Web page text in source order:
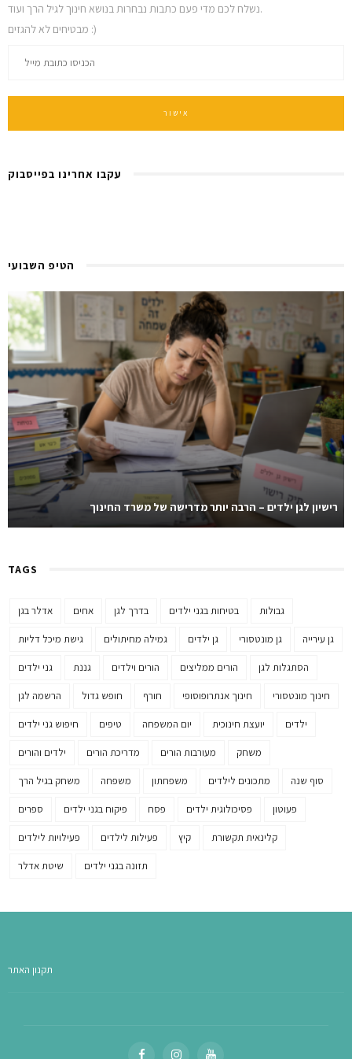
נשלח לכם מדי פעם כתבות נבחרות בנושא חינוך לגיל הרך ועוד.
מבטיחים לא להגזים :)
עקבו אחרינו בפייסבוק
הטיפ השבועי
רישיון לגן ילדים – הרבה יותר מדרישה של משרד החינוך
TAGS
אדלר בגן אחים בדרך לגן בטיחות בגני ילדים גבולות
גישת מיכל דליות גמילה מחיתולים גן ילדים גן מונטסורי גן עירייה
גני ילדים גננת הורים וילדים הורים ממליצים הסתגלות לגן
הרשמה לגן חופש גדול חורף חינוך אנתרופוסופי חינוך מונטסורי
חיפוש גני ילדים טיפים יום המשפחה יועצת חינוכית ילדים
ילדים והורים מדריכת הורים מעורבות הורים משחק
משחק בגיל הרך משפחה משפחתון מתכונים לילדים סוף שנה
ספרים פיקוח בגני ילדים פסח פסיכולוגית ילדים פעוטון
פעילויות לילדים פעילות לילדים קיץ קלינאית תקשורת
שיטת אדלר תזונה בגני ילדים
תקנון האתר